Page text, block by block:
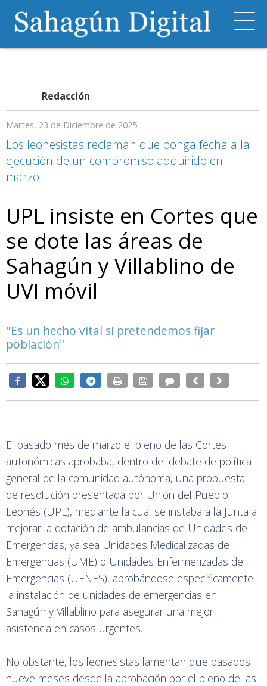
Redacción
Martes, 23 de Diciembre de 2025
Los leonesistas reclaman que ponga fecha a la
ejecución de un compromiso adquirido en
marzo
UPL insiste en Cortes que
se dote las áreas de
Sahagún y Villablino de
UVI móvil
"Es un hecho vital si pretendemos fijar
población"
El pasado mes de marzo el pleno de las Cortes
autonómicas aprobaba, dentro del debate de política
general de la comunidad autónoma, una propuesta
de resolución presentada por Unión del Pueblo
Leonés (UPL), mediante la cual se instaba a la Junta a
mejorar la dotación de ambulancias de Unidades de
Emergencias, ya sea Unidades Medicalizadas de
Emergencias (UME) o Unidades Enfermerizadas de
Emergencias (UENES), aprobándose específicamente
la instalación de unidades de emergencias en
Sahagún y Villablino para asegurar una mejor
asistencia en casos urgentes.
No obstante, los leonesistas lamentan que pasados
nueve meses desde la aprobación por el pleno de las